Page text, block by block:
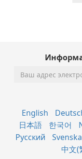
English
日本語
한국어
Русский
Svenska
中文(